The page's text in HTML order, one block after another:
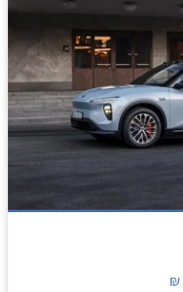
₪